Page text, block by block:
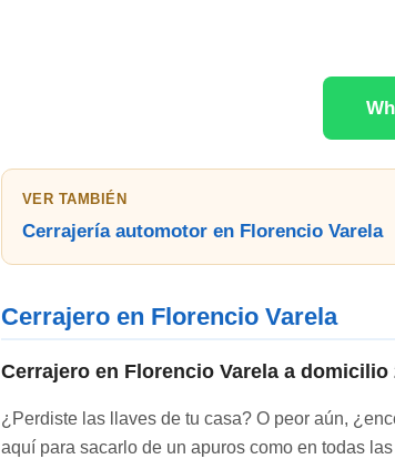
VER TAMBIÉN
Cerrajería automotor en Florencio Varela
Cerrajero en Florencio Varela
Cerrajero en Florencio Varela a domicilio
¿Perdiste las llaves de tu casa? O peor aún,
aquí para sacarlo de un apuros como en todas